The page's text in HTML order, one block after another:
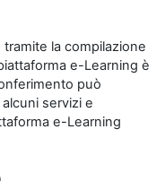
la compilazione
e-Learning è
può
servizi e
e-Learning